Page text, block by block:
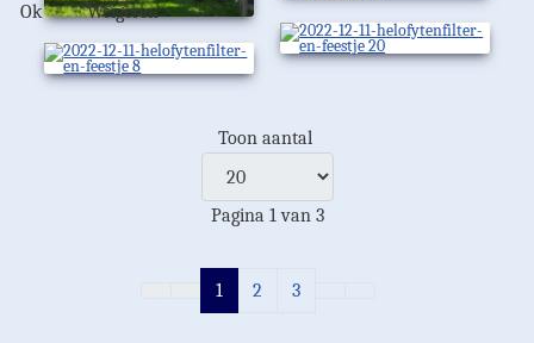
Toon aantal
Pagina 1 van 3
1 2 3
Ok Weigeren